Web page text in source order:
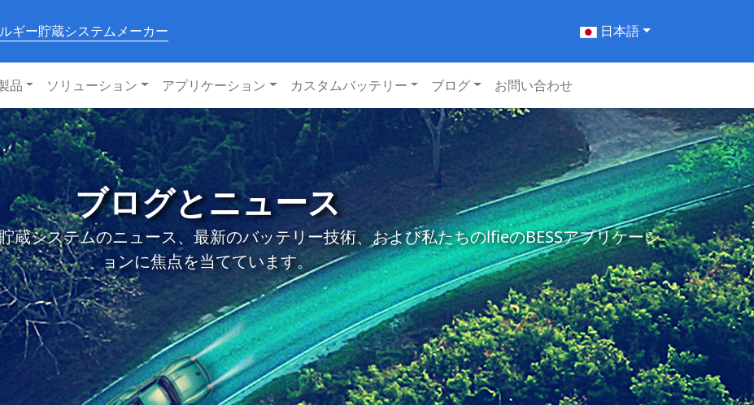
ギー貯蔵システムメーカー 日本語
品 ソリューション アプリケーション カスタムバッテリー ブログ お問い合わせ
ブログとニュース
蔵システムのニュース、最新のバッテリー技術、および私たちのlfieのBESSアプリケーシ
ョンに焦点を当てています。